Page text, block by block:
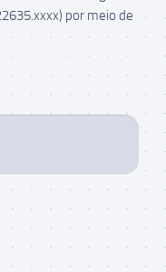
por meio de